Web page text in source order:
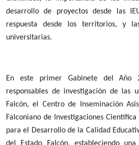
desarrollo de proyectos desde las
respuesta desde los territorios, y
universitarias.
En este primer Gabinete del Año
responsables de investigación de las
Falcón, el Centro de Inseminación
Falconiano de Investigaciones
para el Desarrollo de la Calidad